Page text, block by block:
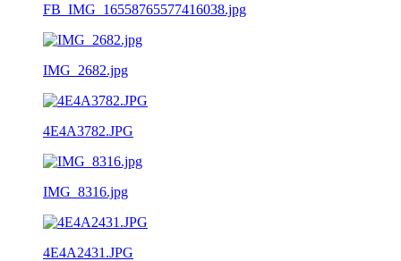
FB_IMG_16558765577416038.jpg
IMG_2682.jpg
4E4A3782.JPG
IMG_8316.jpg
4E4A2431.JPG